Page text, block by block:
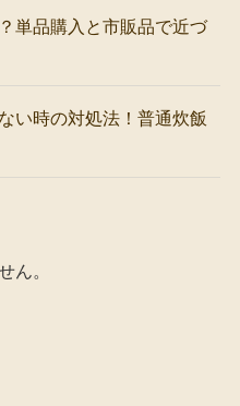
単品購入と市販品で近づ
い時の対処法！普通炊飯
ん。